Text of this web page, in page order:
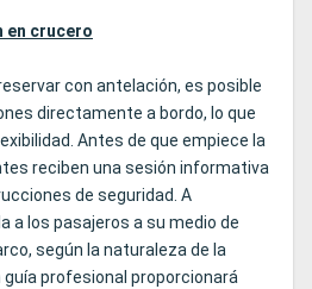
en crucero
con antelación, es posible
directamente a bordo, lo que
Antes de que empiece la
reciben una sesión informativa
de seguridad. A
a los pasajeros a su medio de
según la naturaleza de la
guía profesional proporcionará